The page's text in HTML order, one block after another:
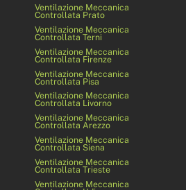
Ventilazione Meccanica
Controllata Prato
Ventilazione Meccanica
Controllata Terni
Ventilazione Meccanica
Controllata Firenze
Ventilazione Meccanica
Controllata Pisa
Ventilazione Meccanica
Controllata Livorno
Ventilazione Meccanica
Controllata Arezzo
Ventilazione Meccanica
Controllata Siena
Ventilazione Meccanica
Controllata Trieste
Ventilazione Meccanica